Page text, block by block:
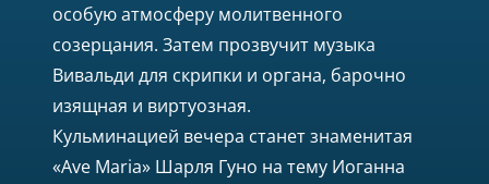
особую атмосферу молитвенного
созерцания. Затем прозвучит музыка
Вивальди для скрипки и органа, барочно
изящная и виртуозная.
Кульминацией вечера станет знаменитая
«Ave Maria» Шарля Гуно на тему Иоганна